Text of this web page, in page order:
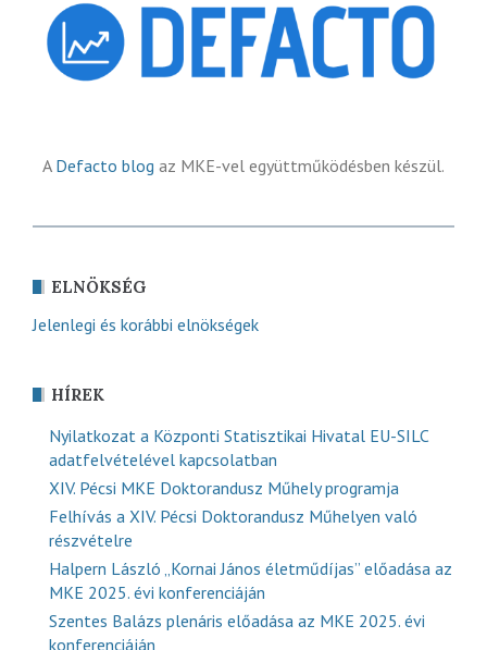
A Defacto blog az MKE-vel együttműködésben készül.
ELNÖKSÉG
Jelenlegi és korábbi elnökségek
HÍREK
Nyilatkozat a Központi Statisztikai Hivatal EU-SILC
adatfelvételével kapcsolatban
XIV. Pécsi MKE Doktorandusz Műhely programja
Felhívás a XIV. Pécsi Doktorandusz Műhelyen való
részvételre
Halpern László „Kornai János életműdíjas” előadása az
MKE 2025. évi konferenciáján
Szentes Balázs plenáris előadása az MKE 2025. évi
konferenciáján